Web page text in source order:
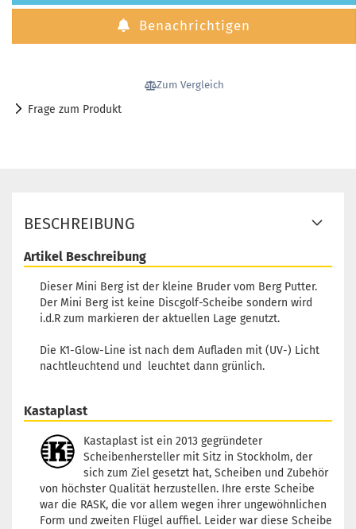
Benachrichtigen
Zum Vergleich
Frage zum Produkt
BESCHREIBUNG
Artikel Beschreibung
Dieser Mini Berg ist der kleine Bruder vom Berg Putter.
Der Mini Berg ist keine Discgolf-Scheibe sondern wird
i.d.R zum markieren der aktuellen Lage genutzt.
Die K1-Glow-Line ist nach dem Aufladen mit (UV-) Licht
nachtleuchtend und leuchtet dann grünlich.
Kastaplast
Kastaplast ist ein 2013 gegründeter
Scheibenhersteller mit Sitz in Stockholm, der
sich zum Ziel gesetzt hat, Scheiben und Zubehör
von höchster Qualität herzustellen. Ihre erste Scheibe
war die RASK, die vor allem wegen ihrer ungewöhnlichen
Form und zweiten Flügel auffiel. Leider war diese Scheibe